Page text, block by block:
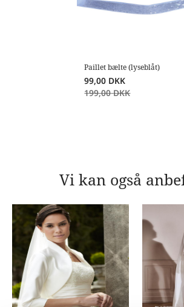
Paillet bælte (lyseblåt)
99,00 DKK
199,00 DKK
Vi kan også